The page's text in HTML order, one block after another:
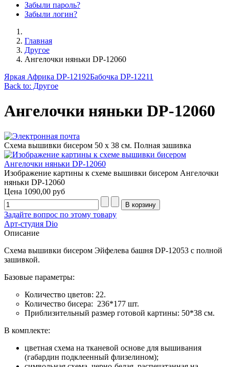
Забыли пароль?
Забыли логин?
Главная
Другое
Ангелочки няньки DP-12060
Яркая Африка DP-12192Бабочка DP-12211
Back to: Другое
Ангелочки няньки DP-12060
Схема вышивки бисером 50 х 38 см. Полная зашивка
Изображение картины к схеме вышивки бисером Ангелочки
няньки DP-12060
Цена 1090,00 руб
Задайте вопрос по этому товару
Арт-студия Dio
Описание
Схема вышивки бисером Эйфелева башня DP-12053 с полной
зашивкой.
Базовые параметры:
Количество цветов: 22.
Количество бисера: 236*177 шт.
Приблизительный размер готовой картины: 50*38 см.
В комплекте:
цветная схема на тканевой основе для вышивания
(габардин подклеенный флизелином);